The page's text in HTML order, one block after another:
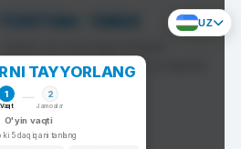
UZ
TARIX
siz tomonga tortiladi.
raqib tomonga siljiydi va darhol
savol chiqadi.
TAYYORLANG
1
Vaqt
2
Jamoalar
O'yin vaqti
5 daqiqani tanlang